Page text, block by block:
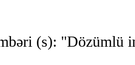
(s): "Dözümlü